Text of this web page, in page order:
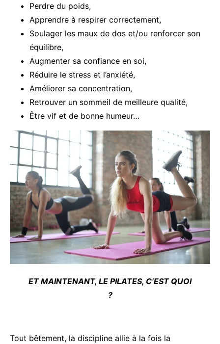
Perdre du poids,
Apprendre à respirer correctement,
Soulager les maux de dos et/ou renforcer son
équilibre,
Augmenter sa confiance en soi,
Réduire le stress et l’anxiété,
Améliorer sa concentration,
Retrouver un sommeil de meilleure qualité,
Être vif et de bonne humeur…
ET MAINTENANT, LE PILATES, C’EST QUOI
?
Tout bêtement, la discipline allie à la fois la